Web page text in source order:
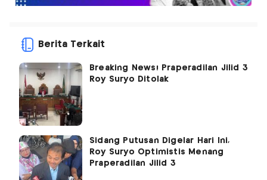
Berita Terkait
Breaking News! Praperadilan Jilid 3
Roy Suryo Ditolak
Sidang Putusan Digelar Hari Ini,
Roy Suryo Optimistis Menang
Praperadilan Jilid 3